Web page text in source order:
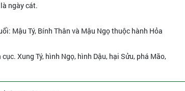
ngày cát.
Mậu Tý, Bính Thân và Mậu Ngọ thuộc hành Hỏa
Xung Tý, hình Ngọ, hình Dậu, hại Sửu, phá Mão,